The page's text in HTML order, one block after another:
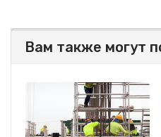
Вам также могут